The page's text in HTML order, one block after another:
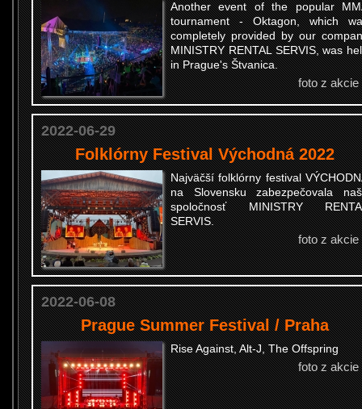
Another event of the popular
tournament - Oktagon, which
completely provided by our
MINISTRY RENTAL SERVIS, was
in Prague's Štvanica.
foto z akcie
2022-06-29
Folklórny Festival Východná 2022
Najväčší folklórny festival
na Slovensku zabezpečovala
spoločnosť MINISTRY
SERVIS.
foto z akcie
2022-06-08
Prague Summer Festival / Praha
Rise Against, Alt-J, The Offspring
foto z akcie